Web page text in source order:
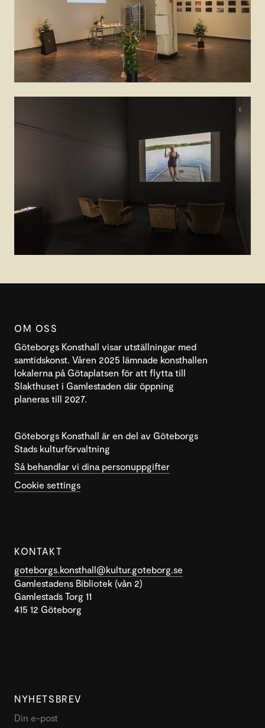
OM OSS
Göteborgs Konsthall visar utställningar med
samtidskonst. Våren 2025 lämnade konsthallen
lokalerna på Götaplatsen för att flytta till
Slakthuset i Gamlestaden där öppning
planeras till 2027.
Göteborgs Konsthall är en del av Göteborgs
Stads kulturförvaltning
Så behandlar vi dina personuppgifter
Cookie settings
KONTAKT
goteborgs.konsthall@kultur.goteborg.se
Gamlestadens Bibliotek (vån 2)
Gamlestads Torg 11
415 12 Göteborg
NYHETSBREV